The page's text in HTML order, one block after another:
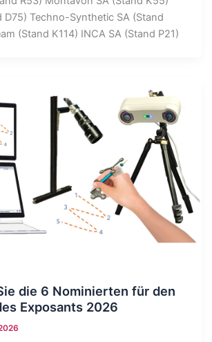
D75) Techno-Synthetic SA (Stand
(Stand K114) INCA SA (Stand P21)
die 6 Nominierten für den
Exposants 2026